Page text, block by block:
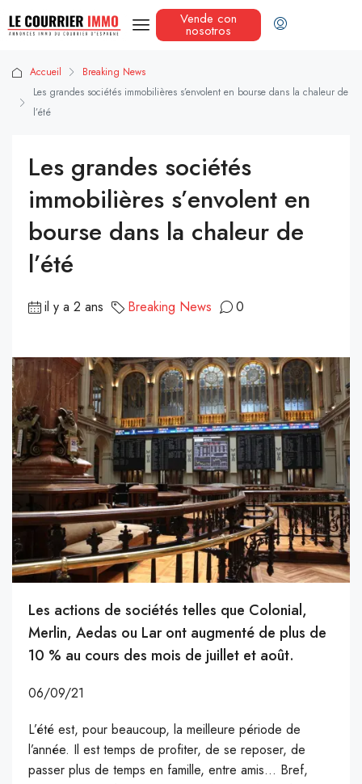
Vende con
nosotros
Accueil
Breaking News
Les grandes sociétés immobilières s’envolent en bourse dans la chaleur de
l’été
Les grandes sociétés
immobilières s’envolent en
bourse dans la chaleur de
l’été
il y a 2 ans Breaking News 0
Les actions de sociétés telles que Colonial,
Merlin, Aedas ou Lar ont augmenté de plus de
10 % au cours des mois de juillet et août.
06/09/21
L’été est, pour beaucoup, la meilleure période de
l’année. Il est temps de profiter, de se reposer, de
passer plus de temps en famille, entre amis… Bref,